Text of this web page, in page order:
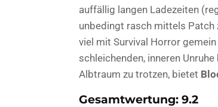
auffällig langen Ladezeiten
unbedingt rasch mittels Patch
viel mit Survival Horror
schleichenden, inneren
Albtraum zu trotzen, bietet
Gesamtwertung: 9.2